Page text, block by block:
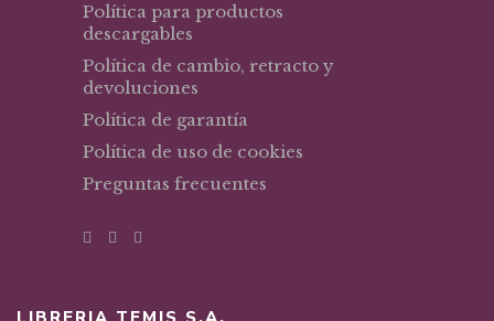
Política para productos
descargables
Política de cambio, retracto y
devoluciones
Política de garantía
Política de uso de cookies
Preguntas frecuentes